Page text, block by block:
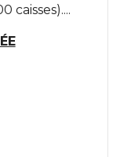
caisses)....